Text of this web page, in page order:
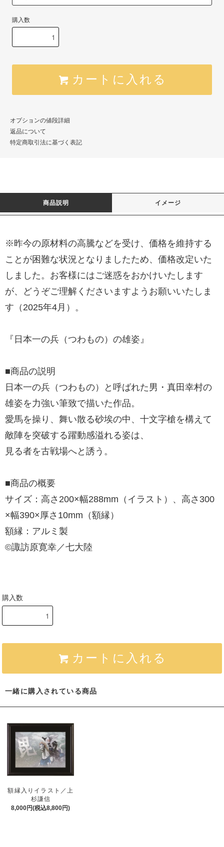
購入数
カートに入れる
オプションの値段詳細
返品について
特定商取引法に基づく表記
商品説明 イメージ
※昨今の原材料の高騰などを受け、価格を維持する
ことが困難な状況となりましたため、価格改定いた
しました。お客様にはご迷惑をおかけいたします
が、どうぞご理解くださいますようお願いいたしま
す（2025年4月）。
『日本一の兵（つわもの）の雄姿』
■商品の説明
日本一の兵（つわもの）と呼ばれた男・真田幸村の
雄姿を力強い筆致で描いた作品。
愛馬を操り、舞い散る砂埃の中、十文字槍を構えて
敵陣を突破する躍動感溢れる姿は、
見る者を古戦場へと誘う。
■商品の概要
サイズ：高さ200×幅288mm（イラスト）、高さ300
×幅390×厚さ10mm（額縁）
額縁：アルミ製
©諏訪原寛幸／七大陸
購入数
カートに入れる
一緒に購入されている商品
額縁入りイラスト／上
杉謙信
8,000円(税込8,800円)